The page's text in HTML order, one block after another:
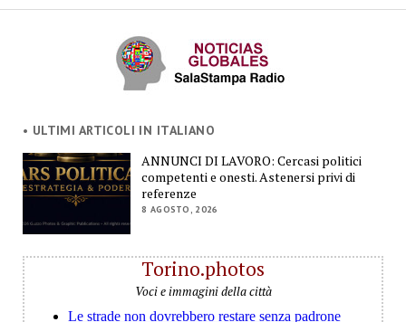
• ULTIMI ARTICOLI IN ITALIANO
ANNUNCI DI LAVORO: Cercasi politici
competenti e onesti. Astenersi privi di
referenze
8 AGOSTO, 2026
Torino.photos
Voci e immagini della città